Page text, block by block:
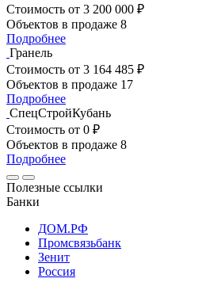
Стоимость от 3 200 000 ₽
Объектов в продаже 8
Подробнее
Гранель
Стоимость от 3 164 485 ₽
Объектов в продаже 17
Подробнее
СпецСтройКубань
Стоимость от 0 ₽
Объектов в продаже 8
Подробнее
Полезные ссылки
Банки
ДОМ.РФ
Промсвязьбанк
Зенит
Россия